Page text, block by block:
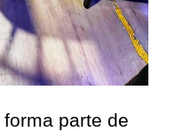
forma parte de